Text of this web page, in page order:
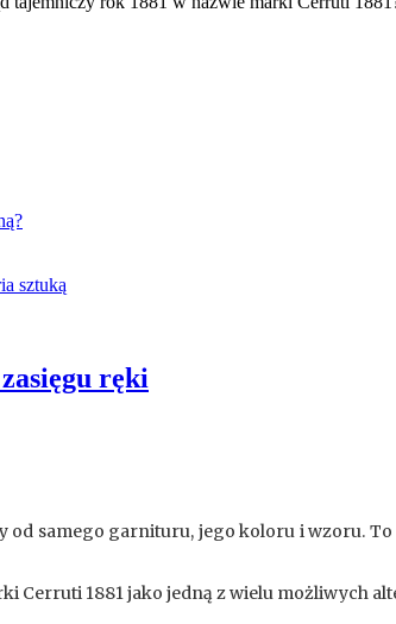
sztuką
ręki
od samego garnituru, jego koloru i wzoru.
Cerruti 1881 jako jedną z wielu możliwych